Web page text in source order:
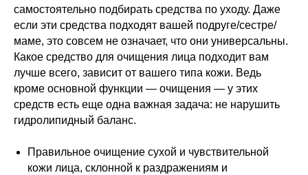
самостоятельно подбирать средства по уходу. Даже
если эти средства подходят вашей подруге/сестре/
маме, это совсем не означает, что они универсальны.
Какое средство для очищения лица подходит вам
лучше всего, зависит от вашего типа кожи. Ведь
кроме основной функции — очищения — у этих
средств есть еще одна важная задача: не нарушить
гидролипидный баланс.
Правильное очищение сухой и чувствительной
кожи лица, склонной к раздражениям и